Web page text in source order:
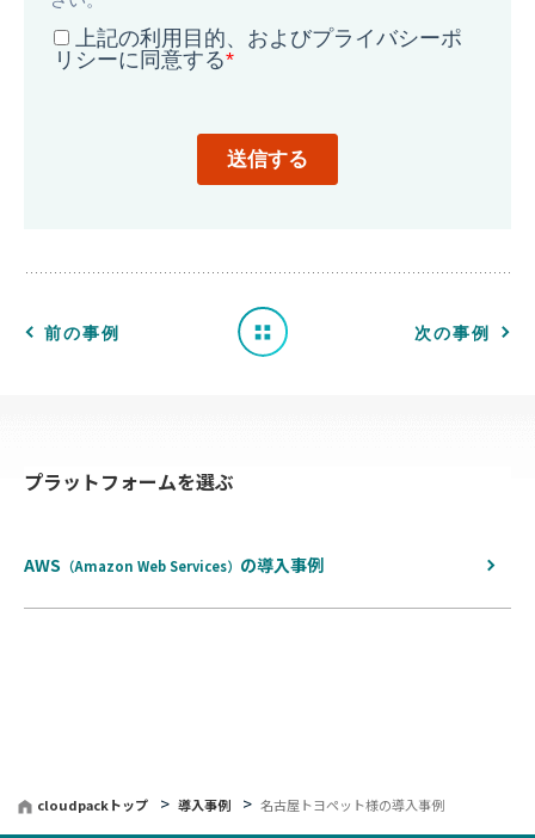
前の事例
例
一 次の事例
プラットフォームを選ぶ
AWS （Amazon Web Services） の導入事例
cloudpackトップ 導入事例 名古屋トヨペット様の導入事例